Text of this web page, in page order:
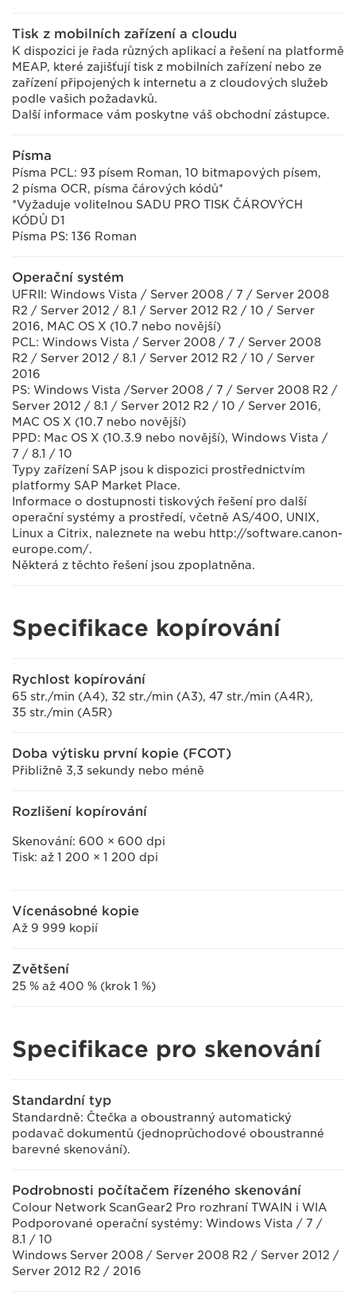
Tisk z mobilních zařízení a cloudu
K dispozici je řada různých aplikací a řešení na platformě
MEAP, které zajišťují tisk z mobilních zařízení nebo ze
zařízení připojených k internetu a z cloudových služeb
podle vašich požadavků.
Další informace vám poskytne váš obchodní zástupce.
Písma
Písma PCL: 93 písem Roman, 10 bitmapových písem,
2 písma OCR, písma čárových kódů*
*Vyžaduje volitelnou SADU PRO TISK ČÁROVÝCH
KÓDŮ D1
Písma PS: 136 Roman
Operační systém
UFRII: Windows Vista / Server 2008 / 7 / Server 2008
R2 / Server 2012 / 8.1 / Server 2012 R2 / 10 / Server
2016, MAC OS X (10.7 nebo novější)
PCL: Windows Vista / Server 2008 / 7 / Server 2008
R2 / Server 2012 / 8.1 / Server 2012 R2 / 10 / Server
2016
PS: Windows Vista /Server 2008 / 7 / Server 2008 R2 /
Server 2012 / 8.1 / Server 2012 R2 / 10 / Server 2016,
MAC OS X (10.7 nebo novější)
PPD: Mac OS X (10.3.9 nebo novější), Windows Vista /
7 / 8.1 / 10
Typy zařízení SAP jsou k dispozici prostřednictvím
platformy SAP Market Place.
Informace o dostupnosti tiskových řešení pro další
operační systémy a prostředí, včetně AS/400, UNIX,
Linux a Citrix, naleznete na webu http://software.canon-
europe.com/.
Některá z těchto řešení jsou zpoplatněna.
Specifikace kopírování
Rychlost kopírování
65 str./min (A4), 32 str./min (A3), 47 str./min (A4R),
35 str./min (A5R)
Doba výtisku první kopie (FCOT)
Přibližně 3,3 sekundy nebo méně
Rozlišení kopírování
Skenování: 600 × 600 dpi
Tisk: až 1 200 × 1 200 dpi
Vícenásobné kopie
Až 9 999 kopií
Zvětšení
25 % až 400 % (krok 1 %)
Specifikace pro skenování
Standardní typ
Standardně: Čtečka a oboustranný automatický
podavač dokumentů (jednoprůchodové oboustranné
barevné skenování).
Podrobnosti počítačem řízeného skenování
Colour Network ScanGear2 Pro rozhraní TWAIN i WIA
Podporované operační systémy: Windows Vista / 7 /
8.1 / 10
Windows Server 2008 / Server 2008 R2 / Server 2012 /
Server 2012 R2 / 2016